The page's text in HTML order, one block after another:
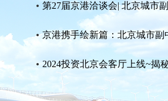
第27届京港洽谈会| 北京城市
京港携手绘新篇：北京城市副
2024投资北京会客厅上线~揭